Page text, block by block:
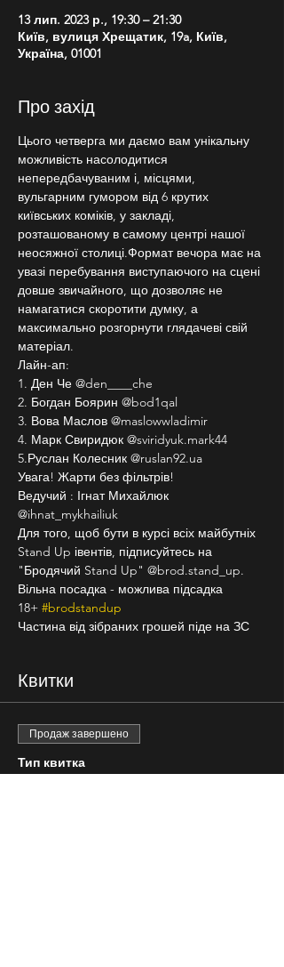
13 лип. 2023 р., 19:30 – 21:30
Київ, вулиця Хрещатик, 19a, Київ,
Україна, 01001
Про захід
Цього четверга ми даємо вам унікальну
можливість насолодитися
непередбачуваним і, місцями,
вульгарним гумором від 6 крутих
київських коміків, у закладі,
розташованому в самому центрі нашої
неосяжної столиці.Формат вечора має на
увазі перебування виступаючого на сцені
довше звичайного, що дозволяє не
намагатися скоротити думку, а
максимально розгорнути глядачеві свій
матеріал.
Лайн-ап:
1. Ден Че @den____che
2. Богдан Боярин @bod1qal
3. Вова Маслов @maslowwladimir
4. Марк Свиридюк @sviridyuk.mark44
5.Руслан Колесник @ruslan92.ua
Увага! Жарти без фільтрів!
Ведучий : Ігнат Михайлюк
@ihnat_mykhailiuk
Для того, щоб бути в курсі всіх майбутніх
Stand Up івентів, підписуйтесь на
"Бродячий Stand Up" @brod.stand_up.
Вільна посадка - можлива підсадка
18+ #brodstandup
Частина від зібраних грошей піде на ЗС
Квитки
Продаж завершено
Тип квитка